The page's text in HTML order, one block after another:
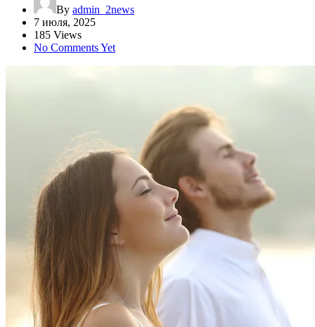
By admin_2news
7 июля, 2025
185 Views
No Comments Yet